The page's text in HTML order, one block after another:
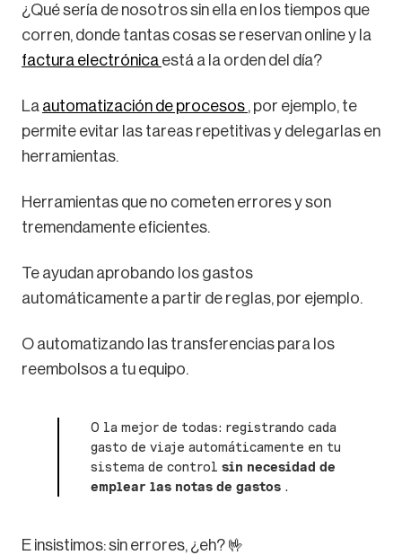
¿Qué sería de nosotros sin ella en los tiempos que
corren, donde tantas cosas se reservan online y la
factura electrónica está a la orden del día?
La automatización de procesos , por ejemplo, te
permite evitar las tareas repetitivas y delegarlas en
herramientas.
Herramientas que no cometen errores y son
tremendamente eficientes.
Te ayudan aprobando los gastos
automáticamente a partir de reglas, por ejemplo.
O automatizando las transferencias para los
reembolsos a tu equipo.
O la mejor de todas: registrando cada
gasto de viaje automáticamente en tu
sistema de control sin necesidad de
emplear las notas de gastos .
E insistimos: sin errores, ¿eh? 🤟